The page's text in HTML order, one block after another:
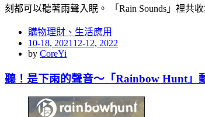
刻都可以聽著雨聲入眠。 「Rain Sounds」裡共
購物理財、生活應用
Posted
on
10-18, 2021 12-12, 2022
by CoreYi
聽！是下雨的聲音～「Rainbow Hunt」